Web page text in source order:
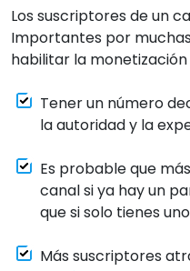
Los suscriptores de un
Importantes por
habilitar la
Tener un número
la autoridad y la
Es probable que
canal si ya hay un
que si solo tienes
Más suscriptores